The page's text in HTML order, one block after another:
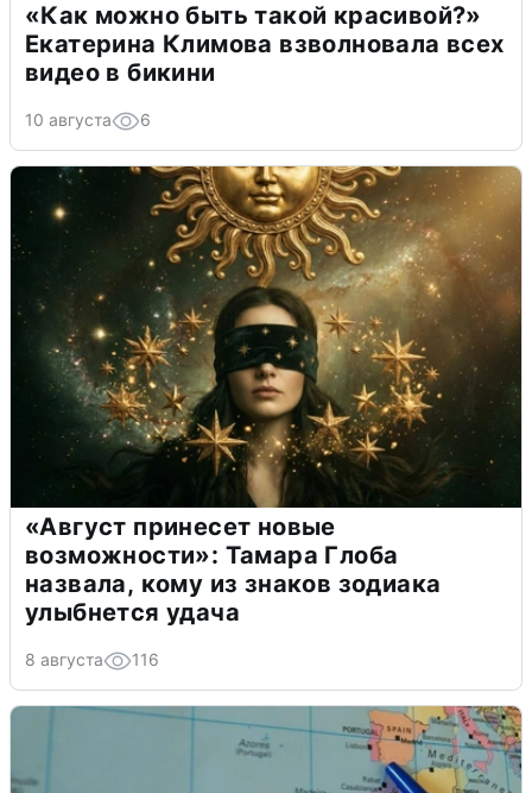
«Как можно быть такой красивой?»
Екатерина Климова взволновала всех
видео в бикини
10 августа 6
«Август принесет новые
возможности»: Тамара Глоба
назвала, кому из знаков зодиака
улыбнется удача
8 августа 116